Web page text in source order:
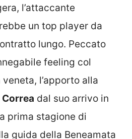
l’attaccante
un top player da
lungo. Peccato
feeling col
l’apporto alla
dal suo arrivo in
prima stagione di
guida della Beneamata